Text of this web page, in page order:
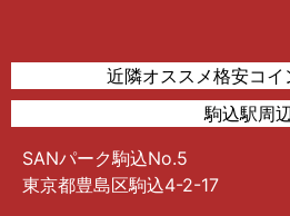
近隣オススメ格安コイ
駒込駅周辺
SANパーク駒込No.5
東京都豊島区駒込4-2-17